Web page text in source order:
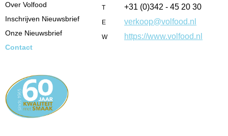
Over Volfood
Inschrijven Nieuwsbrief
Onze Nieuwsbrief
Contact
T +31 (0)342 - 45 20 30
E verkoop@volfood.nl
W https://www.volfood.nl